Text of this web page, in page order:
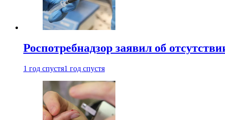
Роспотребнадзор заявил об
1 год спустя1 год спустя